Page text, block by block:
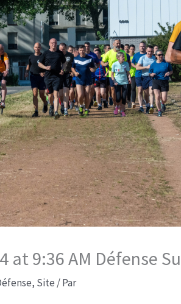
at 9:36 AM Défense
, Site / Par